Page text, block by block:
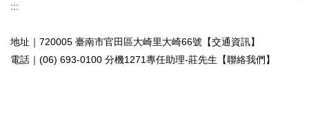
:::
地址｜720005 臺南市官田區大崎里大崎66號【交通資訊】
電話｜(06) 693-0100 分機1271專任助理-莊先生 【聯絡我們】